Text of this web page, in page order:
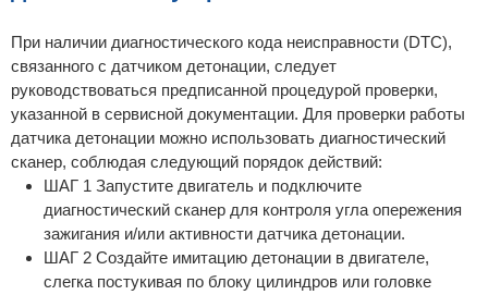
При наличии диагностического кода неисправности (DTC),
связанного с датчиком детонации, следует
руководствоваться предписанной процедурой проверки,
указанной в сервисной документации. Для проверки работы
датчика детонации можно использовать диагностический
сканер, соблюдая следующий порядок действий:
ШАГ 1 Запустите двигатель и подключите
диагностический сканер для контроля угла опережения
зажигания и/или активности датчика детонации.
ШАГ 2 Создайте имитацию детонации в двигателе,
слегка постукивая по блоку цилиндров или головке